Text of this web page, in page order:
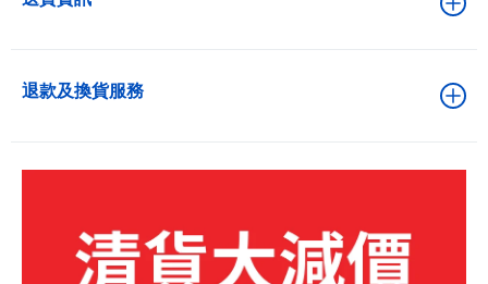
退款及換貨服務